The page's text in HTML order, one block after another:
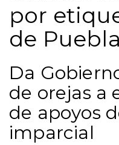
por
de Puebla
Da
de orejas a
de apoyos
imparcial